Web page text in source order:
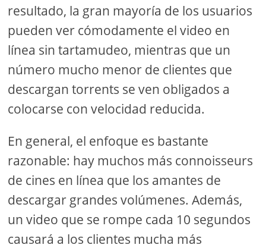
resultado, la gran mayoría de los usuarios
pueden ver cómodamente el video en
línea sin tartamudeo, mientras que un
número mucho menor de clientes que
descargan torrents se ven obligados a
colocarse con velocidad reducida.
En general, el enfoque es bastante
razonable: hay muchos más connoisseurs
de cines en línea que los amantes de
descargar grandes volúmenes. Además,
un video que se rompe cada 10 segundos
causará a los clientes mucha más